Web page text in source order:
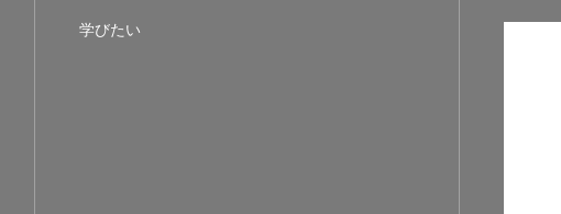
学びたい